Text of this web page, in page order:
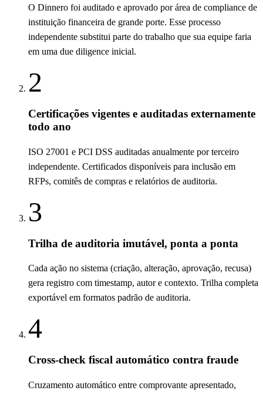
O Dinnero foi auditado e aprovado por área de compliance de
instituição financeira de grande porte. Esse processo
independente substitui parte do trabalho que sua equipe faria
em uma due diligence inicial.
2
Certificações vigentes e auditadas externamente
todo ano
ISO 27001 e PCI DSS auditadas anualmente por terceiro
independente. Certificados disponíveis para inclusão em
RFPs, comitês de compras e relatórios de auditoria.
3
Trilha de auditoria imutável, ponta a ponta
Cada ação no sistema (criação, alteração, aprovação, recusa)
gera registro com timestamp, autor e contexto. Trilha completa
exportável em formatos padrão de auditoria.
4
Cross-check fiscal automático contra fraude
Cruzamento automático entre comprovante apresentado,